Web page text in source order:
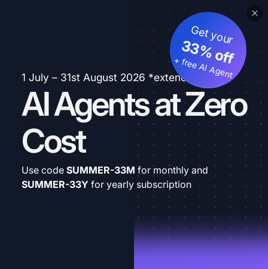
1 July – 31st August 2026 *extended
AI Agents at Zero
Cost
Get your
33% off
+ free AI Agent
Use code SUMMER-33M for monthly and
SUMMER-33Y for yearly subscription